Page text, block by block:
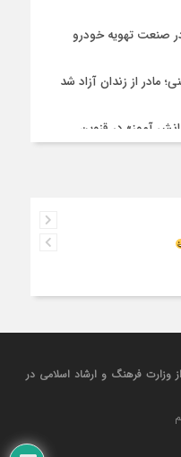
در صنعت تهویه خودرو
مادر از زندان آزاد شد
آموز» در قزوین
آغاز یک زندگی ساده
وزارت فرهنگ و ارشاد اسلامی در